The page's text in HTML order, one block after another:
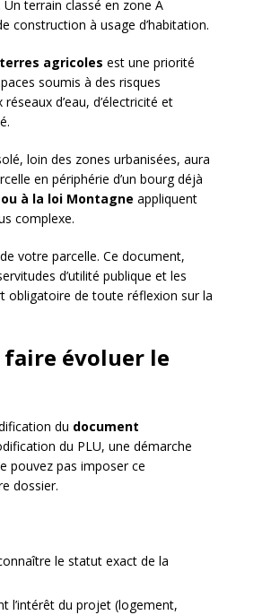
terrain classé en zone A
construction à usage d’habitation.
agricoles est une priorité
soumis à des risques
d’eau, d’électricité et
loin des zones urbanisées, aura
en périphérie d’un bourg déjà
à la loi Montagne appliquent
complexe.
de votre parcelle. Ce document,
d’utilité publique et les
obligatoire de toute réflexion sur la
évoluer le
du document
du PLU, une démarche
pouvez pas imposer ce
dossier.
le statut exact de la
l’intérêt du projet (logement,